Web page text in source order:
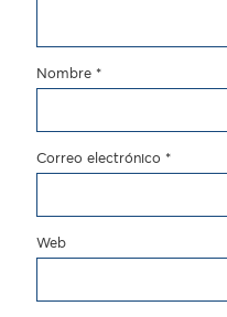
Nombre *
Correo electrónico *
Web